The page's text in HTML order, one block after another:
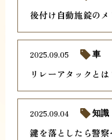
後付け自動施錠の
リレーアタックと
2025.09.05 車
鍵を落としたら警
2025.09.04 知識